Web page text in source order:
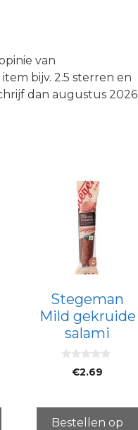
van
bijv. 2.5 sterren en
dan augustus 2026
Stegeman
Mild gekruide
salami
€2.69
Bestellen op